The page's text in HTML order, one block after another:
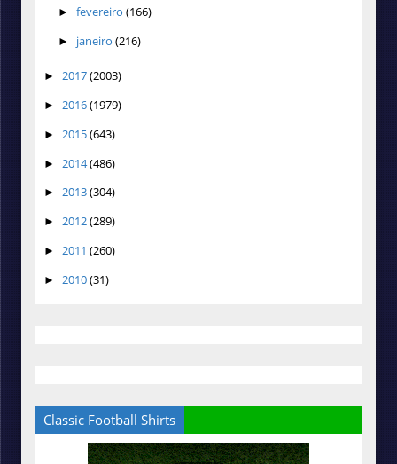
► fevereiro (166)
► janeiro (216)
► 2017(2003)
► 2016(1979)
► 2015(643)
► 2014(486)
► 2013(304)
► 2012(289)
► 2011 (260)
► 2010(31)
Classic Football Shirts